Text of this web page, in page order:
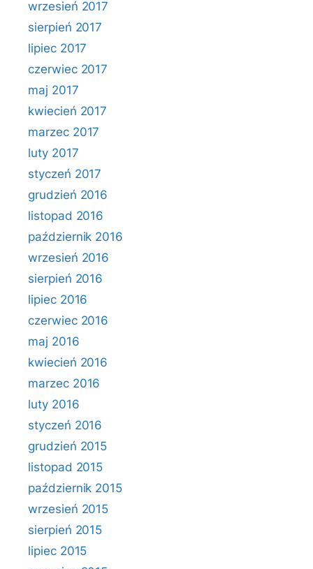
wrzesień 2017
sierpień 2017
lipiec 2017
czerwiec 2017
maj 2017
kwiecień 2017
marzec 2017
luty 2017
styczeń 2017
grudzień 2016
listopad 2016
październik 2016
wrzesień 2016
sierpień 2016
lipiec 2016
czerwiec 2016
maj 2016
kwiecień 2016
marzec 2016
luty 2016
styczeń 2016
grudzień 2015
listopad 2015
październik 2015
wrzesień 2015
sierpień 2015
lipiec 2015